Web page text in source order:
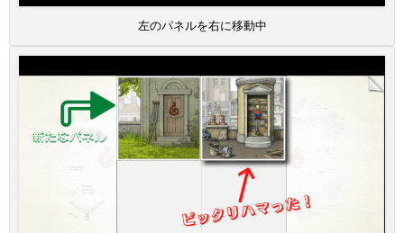
左のパネルを右に移動中